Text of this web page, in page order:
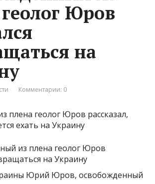
Юров
на
Комментарии: 0
плена геолог Юров рассказал,
ехать на Украину
Юрий Юров, освобожденный